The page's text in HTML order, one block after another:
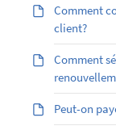
Comment
client?
Comment
Peut-on